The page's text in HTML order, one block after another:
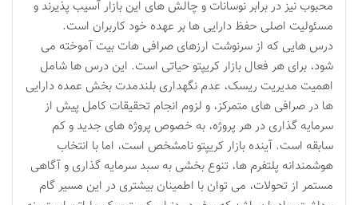
محبوب نیز در برابر نوسانات و چالش های این بازار آسیب پذیرند و
مسئولیت اصلی حفظ دارایی ها بر عهده خود کاربران است.
درس هایی که از سرنوشت ارزهای صرافی هات بیت آموخته می
شود، برای هر فعال بازار کریپتو حیاتی است. این درس ها شامل
اهمیت مدیریت ریسک، عدم نگهداری بلندمدت بخش عمده دارایی
ها در صرافی های متمرکز، و لزوم انجام تحقیقات کامل پیش از
سرمایه گذاری در هر پروژه، به خصوص پروژه های جدید و کم
سابقه است. آینده بازار کریپتو نامشخص است، اما با انتخاب
هوشمندانه پلتفرم ها، تنوع بخشی به سبد سرمایه گذاری و آگاهی
مستمر از تحولات، می توان با اطمینان بیشتری در این مسیر گام